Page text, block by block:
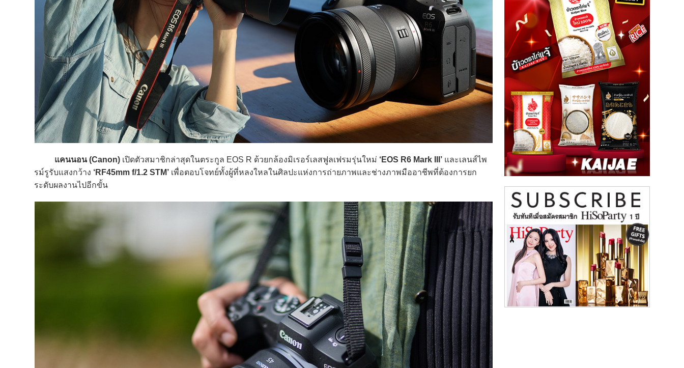
แคนนอน (Canon) เปิดตัวสมาชิกล่าสุดในตระกูล EOS R ด้วยกล้องมิเรอร์เลสฟูลเฟรมรุ่นใหม่ ‘EOS R6 Mark III’ และเลนส์ไพ
รม์รูรับแสงกว้าง ‘RF45mm f/1.2 STM’ เพื่อตอบโจทย์ทั้งผู้ที่หลงใหลในศิลปะแห่งการถ่ายภาพและช่างภาพมืออาชีพที่ต้องการยก
ระดับผลงานไปอีกขั้น